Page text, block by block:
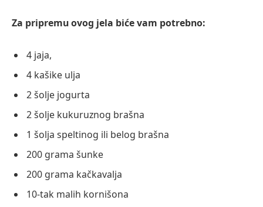
Za pripremu ovog jela biće vam potrebno:
4 jaja,
4 kašike ulja
2 šolje jogurta
2 šolje kukuruznog brašna
1 šolja speltinog ili belog brašna
200 grama šunke
200 grama kačkavalja
10-tak malih kornišona